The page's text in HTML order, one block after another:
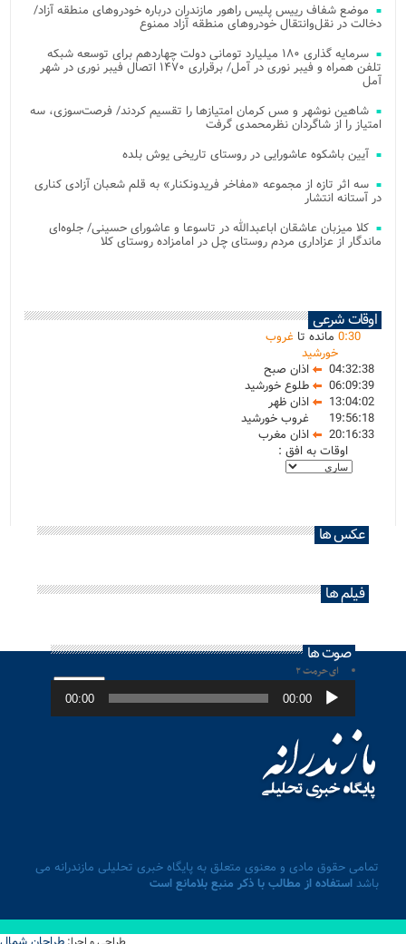
موضع شفاف رییس پلیس راهور مازندران درباره خودروهای منطقه آزاد/
دخالت در نقل‌وانتقال خودروهای منطقه آزاد ممنوع
سرمایه گذاری ۱۸۰ میلیارد تومانی دولت چهاردهم برای توسعه شبکه
تلفن همراه و فیبر نوری در آمل/ برقراری ۱۴۷۰ اتصال فیبر نوری در شهر
آمل
شاهین نوشهر و مس کرمان امتیازها را تقسیم کردند/ فرصت‌سوزی، سه
امتیاز را از شاگردان نظرمحمدی گرفت
آیین باشکوه عاشورایی در روستای تاریخی یوش بلده
سه اثر تازه از مجموعه «مفاخر فریدونکنار» به قلم شعبان آزادی کناری
در آستانه انتشار
کلا میزبان عاشقان اباعبدالله در تاسوعا و عاشورای حسینی/ جلوه‌ای
ماندگار از عزاداری مردم روستای چل در امامزاده روستای کلا
اوقات شرعی
0:30 مانده تاغروب
خورشید
04:32:38
اذان صبح
06:09:39
طلوع خورشید
13:04:02
اذان ظهر
19:56:18
غروب خورشید
20:16:33
اذان مغرب
اوقات به افق :
عکس ها
فیلم ها
صوت ها
ای حرمت ۲
پخش‌کننده
صوت 00:00
00:00
تمامی حقوق مادی و معنوی متعلق به پایگاه خبری تحلیلی مازندرانه می
باشداستفاده از مطالب با ذکر منبع بلامانع است